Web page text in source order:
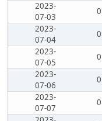
2023-
07-03
0
2023-
07-04
0
2023-
07-05
0
2023-
07-06
0
2023-
07-07
0